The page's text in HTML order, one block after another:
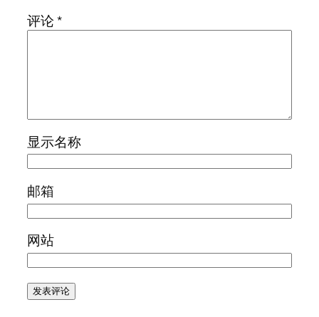
评论*
显示名称
邮箱
网站